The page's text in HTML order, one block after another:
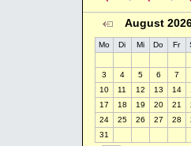
August
Mo Di Mi Do Fr
3
4 5 6 7
10
11 12 13 14
17
18 19 20 21
24
25 26 27 28
31